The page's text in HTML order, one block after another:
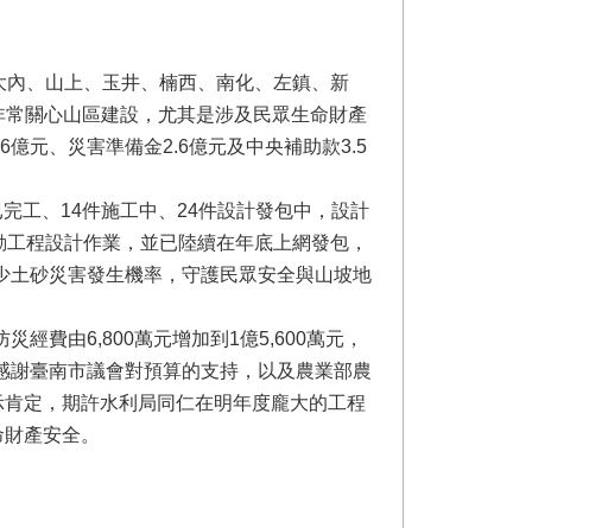
、山上、玉井、楠西、南化、左鎮、新
關心山區建設，尤其是涉及民眾生命財產
元、災害準備金2.6億元及中央補助款3.5
工、14件施工中、24件設計發包中，設計
程設計作業，並已陸續在年底上網發包，
砂災害發生機率，守護民眾安全與山坡地
經費由6,800萬元增加到1億5,600萬元，
臺南市議會對預算的支持，以及農業部農
定，期許水利局同仁在明年度龐大的工程
產安全。